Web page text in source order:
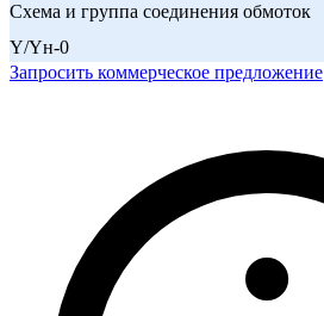
Схема и группа соединения обмоток
Y/Yн-0
Запросить коммерческое предложение